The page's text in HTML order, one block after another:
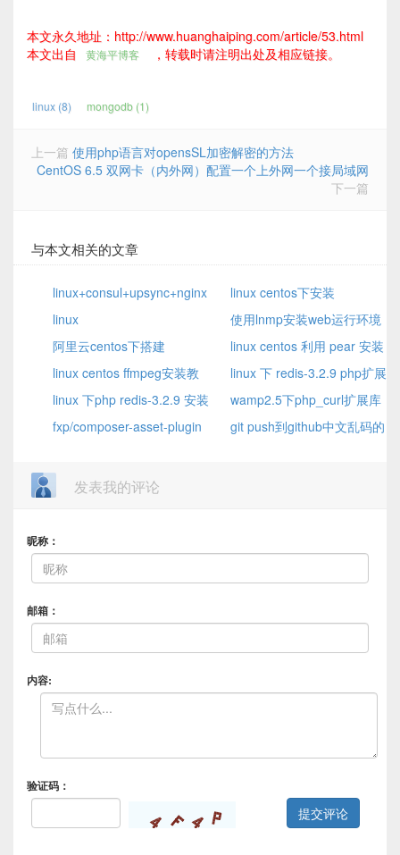
本文永久地址：http://www.huanghaiping.com/article/53.html
本文出自
黄海平博客 ，转载时请注明出处及相应链接。
linux (8) mongodb (1)
上一篇 使用php语言对opensSL加密解密的方法
CentOS 6.5 双网卡（内外网）配置一个上外网一个接局域网
下一篇
与本文相关的文章
linux+consul+upsync+nginx
实现动态负载均衡
linux centos下安装
linux
Centos7.1_pppoe_ADSL拨
使用lnmp安装web运行环境
后mysql无法远程链接的问题
阿里云centos下搭建
vsftpd3.0.2出现227 Entering
Passive Mode的原因
linux centos 利用 pear 安装
XML_RPC2
linux centos ffmpeg安装教
程和配置使用
linux 下 redis-3.2.9 php扩展
安装
linux 下php redis-3.2.9 安装
和使用教程
wamp2.5下php_curl扩展库
无法加载的解决方法
fxp/composer-asset-plugin
git push到github中文乱码的
发表我的评论
昵称：
邮箱：
内容:
验证码：
提交评论